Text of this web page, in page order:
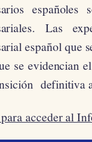
. Las
español que
se evidencian
definitiva
acceder al